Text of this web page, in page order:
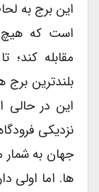
این برج به
است که هیچ
مقابله کند؛
بلندترین برج
این در حالی
نزدیکی
جهان به شمار
ها. اما اولی